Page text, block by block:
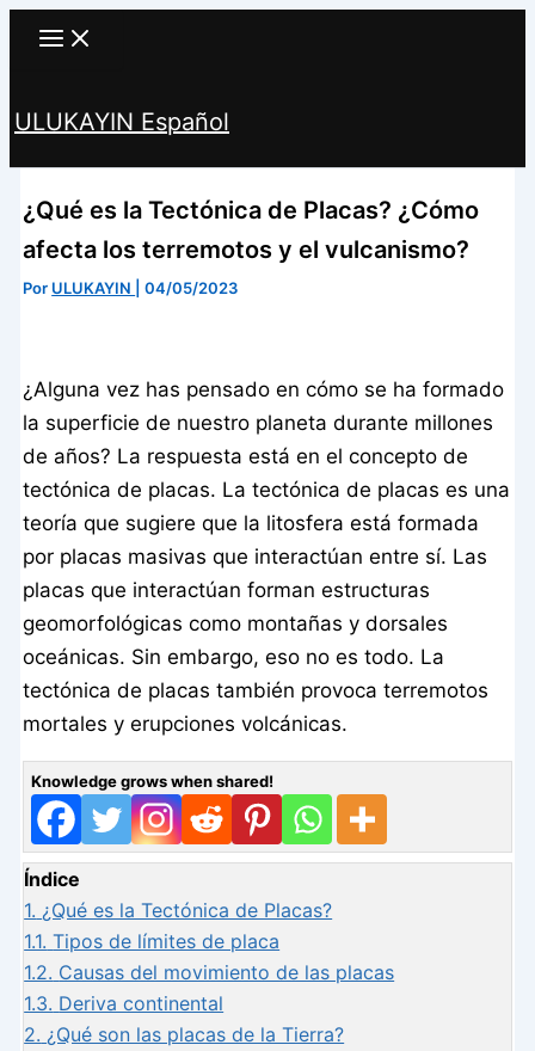
ULUKAYIN Español
¿Qué es la Tectónica de Placas? ¿Cómo
afecta los terremotos y el vulcanismo?
Por ULUKAYIN |04/05/2023
¿Alguna vez has pensado en cómo se ha formado
la superficie de nuestro planeta durante millones
de años? La respuesta está en el concepto de
tectónica de placas. La tectónica de placas es una
teoría que sugiere que la litosfera está formada
por placas masivas que interactúan entre sí. Las
placas que interactúan forman estructuras
geomorfológicas como montañas y dorsales
oceánicas. Sin embargo, eso no es todo. La
tectónica de placas también provoca terremotos
mortales y erupciones volcánicas.
Knowledge grows when shared!
Índice
1. ¿Qué es la Tectónica de Placas?
1.1. Tipos de límites de placa
1.2. Causas del movimiento de las placas
1.3. Deriva continental
2. ¿Qué son las placas de la Tierra?